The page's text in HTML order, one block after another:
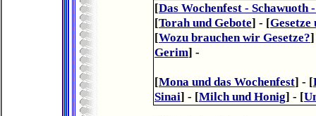
[Das Wochenfest - Schawuoth
[Torah und Gebote] - [Gesetze
[Wozu brauchen wir Gesetze?
Gerim] -
[Mona und das Wochenfest] - [
Sinai] - [Milch und Honig] - [